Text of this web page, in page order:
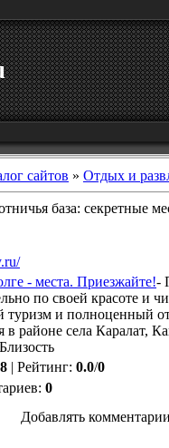
сайтов » Отдых и
база: секретные
- места. Приезжайте!-
по своей красоте и
туризм и полноценный
в районе села Каралат,
| Рейтинг: 0.0/0
: 0
Добавлять